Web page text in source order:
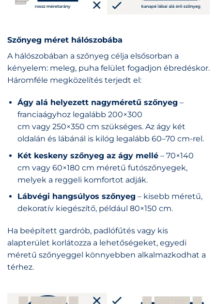
Szőnyeg méret hálószobába
A hálószobában a szőnyeg célja elsősorban a
kényelem: meleg, puha felület fogadjon ébredéskor.
Háromféle megközelítés terjedt el:
Ágy alá helyezett nagyméretű szőnyeg –
franciaágyhoz legalább 200×300
cm vagy 250×350 cm szükséges. Az ágy két
oldalán és lábánál is kilóg legalább 60–70 cm-rel.
Két keskeny szőnyeg az ágy mellé– 70×140
cm vagy 60×180 cm méretű futószőnyegek,
melyek a reggeli komfortot adják.
Lábvégi hangsúlyos szőnyeg – kisebb méretű,
dekoratív kiegészítő, például 80×150 cm.
Ha beépített gardrób, padlófűtés vagy kis
alapterület korlátozza a lehetőségeket, egyedi
méretű szőnyeggel könnyebben alkalmazkodhat a
térhez.